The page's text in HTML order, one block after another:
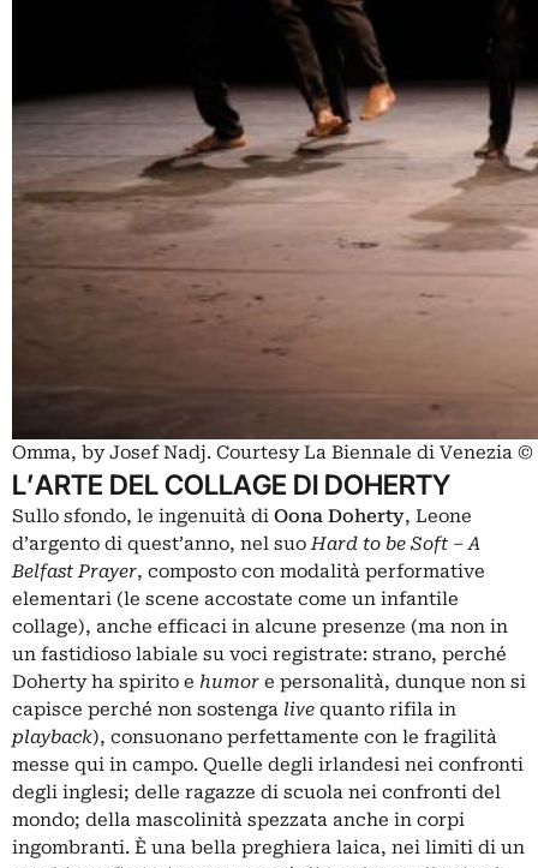
Omma, by Josef Nadj. Courtesy La Biennale di Venezia
L’ARTE DEL COLLAGE DI DOHERTY
Sullo sfondo, le ingenuità di Oona Doherty, Leone
d’argento di quest’anno, nel suoHard to be Soft – A
Belfast Prayer, composto con modalità performative
elementari (le scene accostate come un infantile
collage), anche efficaci in alcune presenze (ma non in
un fastidioso labiale su voci registrate: strano, perché
Doherty ha spirito e humor e personalità, dunque non si
capisce perché non sostenga live quanto rifila in
playback), consuonano perfettamente con le fragilità
messe qui in campo. Quelle degli irlandesi nei confronti
degli inglesi; delle ragazze di scuola nei confronti del
mondo; della mascolinità spezzata anche in corpi
ingombranti. È una bella preghiera laica, nei limiti di un